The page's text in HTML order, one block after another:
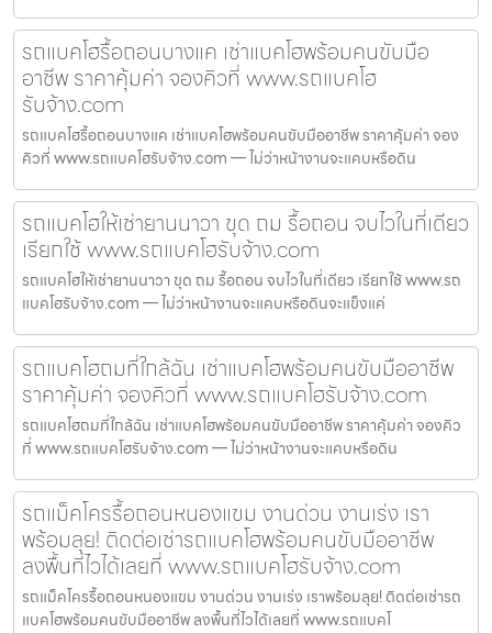
รถแบคโฮรื้อถอนบางแค เช่าแบคโฮพร้อมคนขับมือ
อาชีพ ราคาคุ้มค่า จองคิวที่ www.รถแบคโฮ
รับจ้าง.com
รถแบคโฮรื้อถอนบางแค เช่าแบคโฮพร้อมคนขับมืออาชีพ ราคาคุ้มค่า จอง
คิวที่ www.รถแบคโฮรับจ้าง.com — ไม่ว่าหน้างานจะแคบหรือดิน
รถแบคโฮให้เช่ายานนาวา ขุด ถม รื้อถอน จบไวในที่เดียว
เรียกใช้ www.รถแบคโฮรับจ้าง.com
รถแบคโฮให้เช่ายานนาวา ขุด ถม รื้อถอน จบไวในที่เดียว เรียกใช้ www.รถ
แบคโฮรับจ้าง.com — ไม่ว่าหน้างานจะแคบหรือดินจะแข็งแค่
รถแบคโฮถมที่ใกล้ฉัน เช่าแบคโฮพร้อมคนขับมืออาชีพ
ราคาคุ้มค่า จองคิวที่ www.รถแบคโฮรับจ้าง.com
รถแบคโฮถมที่ใกล้ฉัน เช่าแบคโฮพร้อมคนขับมืออาชีพ ราคาคุ้มค่า จองคิว
ที่ www.รถแบคโฮรับจ้าง.com — ไม่ว่าหน้างานจะแคบหรือดิน
รถแม็คโครรื้อถอนหนองแขม งานด่วน งานเร่ง เรา
พร้อมลุย! ติดต่อเช่ารถแบคโฮพร้อมคนขับมืออาชีพ
ลงพื้นที่ไวได้เลยที่ www.รถแบคโฮรับจ้าง.com
รถแม็คโครรื้อถอนหนองแขม งานด่วน งานเร่ง เราพร้อมลุย! ติดต่อเช่ารถ
แบคโฮพร้อมคนขับมืออาชีพ ลงพื้นที่ไวได้เลยที่ www.รถแบคโ